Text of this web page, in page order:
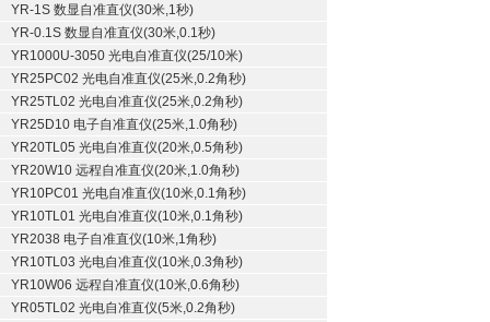
YR-1S 数显自准直仪(30米,1秒)
YR-0.1S 数显自准直仪(30米,0.1秒)
YR1000U-3050 光电自准直仪(25/10米)
YR25PC02 光电自准直仪(25米,0.2角秒)
YR25TL02 光电自准直仪(25米,0.2角秒)
YR25D10 电子自准直仪(25米,1.0角秒)
YR20TL05 光电自准直仪(20米,0.5角秒)
YR20W10 远程自准直仪(20米,1.0角秒)
YR10PC01 光电自准直仪(10米,0.1角秒)
YR10TL01 光电自准直仪(10米,0.1角秒)
YR2038 电子自准直仪(10米,1角秒)
YR10TL03 光电自准直仪(10米,0.3角秒)
YR10W06 远程自准直仪(10米,0.6角秒)
YR05TL02 光电自准直仪(5米,0.2角秒)